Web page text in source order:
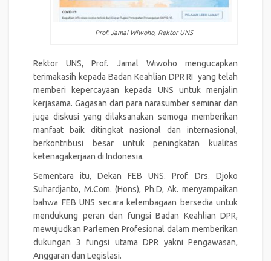
Prof. Jamal Wiwoho, Rektor UNS
Rektor UNS, Prof. Jamal Wiwoho mengucapkan
terimakasih kepada Badan Keahlian DPR RI yang telah
memberi kepercayaan kepada UNS untuk menjalin
kerjasama. Gagasan dari para narasumber seminar dan
juga diskusi yang dilaksanakan semoga memberikan
manfaat baik ditingkat nasional dan internasional,
berkontribusi besar untuk peningkatan kualitas
ketenagakerjaan di Indonesia.
Sementara itu, Dekan FEB UNS. Prof. Drs. Djoko
Suhardjanto, M.Com. (Hons), Ph.D, Ak. menyampaikan
bahwa FEB UNS secara kelembagaan bersedia untuk
mendukung peran dan fungsi Badan Keahlian DPR,
mewujudkan Parlemen Profesional dalam memberikan
dukungan 3 fungsi utama DPR yakni Pengawasan,
Anggaran dan Legislasi.